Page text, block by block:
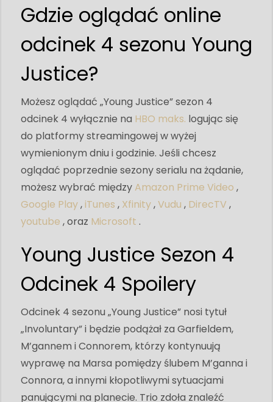
Gdzie oglądać online
odcinek 4 sezonu Young
Justice?
Możesz oglądać „Young Justice” sezon 4
odcinek 4 wyłącznie na HBO maks. logując się
do platformy streamingowej w wyżej
wymienionym dniu i godzinie. Jeśli chcesz
oglądać poprzednie sezony serialu na żądanie,
możesz wybrać między Amazon Prime Video ,
Google Play,iTunes , Xfinity,Vudu , DirecTV ,
youtube , oraz Microsoft .
Young Justice Sezon 4
Odcinek 4 Spoilery
Odcinek 4 sezonu „Young Justice” nosi tytuł
„Involuntary” i będzie podążał za Garfieldem,
M’gannem i Connorem, którzy kontynuują
wyprawę na Marsa pomiędzy ślubem M’ganna i
Connora, a innymi kłopotliwymi sytuacjami
panującymi na planecie. Trio zdoła znaleźć